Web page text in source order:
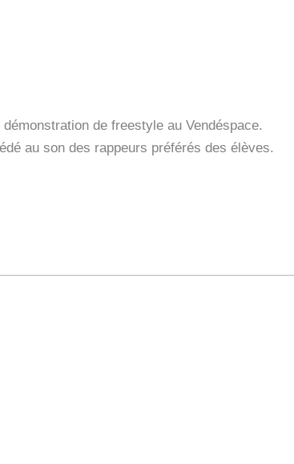
de freestyle au Vendéspace.
au son des rappeurs préférés des élèves.